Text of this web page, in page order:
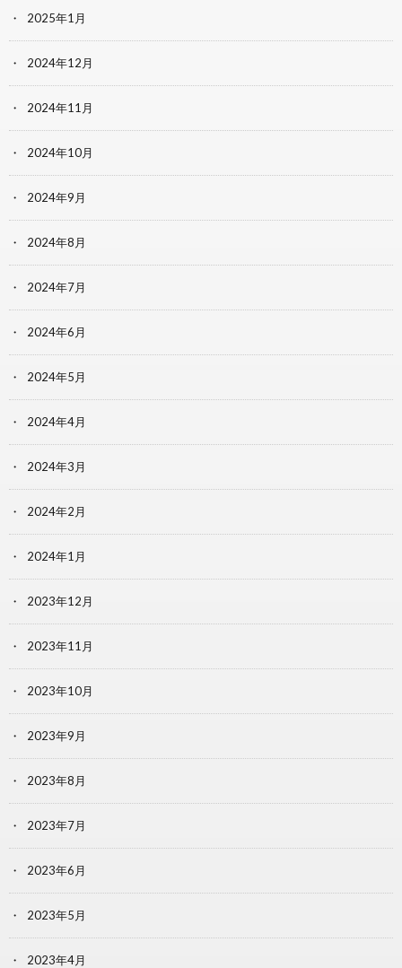
2025年1月
2024年12月
2024年11月
2024年10月
2024年9月
2024年8月
2024年7月
2024年6月
2024年5月
2024年4月
2024年3月
2024年2月
2024年1月
2023年12月
2023年11月
2023年10月
2023年9月
2023年8月
2023年7月
2023年6月
2023年5月
2023年4月